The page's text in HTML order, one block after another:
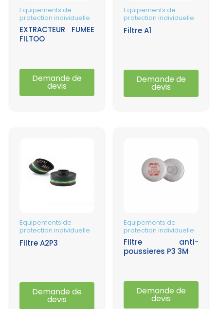
Equipements de
protection individuelle
EXTRACTEUR FUMEE
FILTOO
Note
Demande de
devis
Equipements de
protection individuelle
Filtre A1
Note
Demande de
devis
Equipements de
protection individuelle
Filtre A2P3
Note
5
Demande de
devis
Equipements de
protection individuelle
Filtre anti-
poussieres P3 3M
Note
5
Demande de
devis